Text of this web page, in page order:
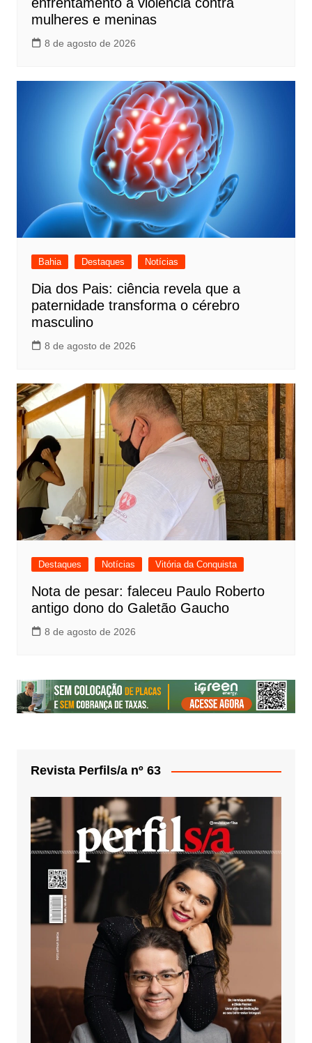
mulheres e meninas
8 de agosto de 2026
Bahia Destaques Notícias
Dia dos Pais: ciência revela que a
paternidade transforma o cérebro
masculino
8 de agosto de 2026
Destaques Notícias Vitória da Conquista
Nota de pesar: faleceu Paulo Roberto
antigo dono do Galetão Gaucho
8 de agosto de 2026
Revista Perfils/a nº 63